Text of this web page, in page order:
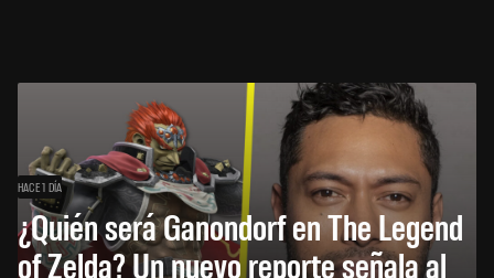
HACE 1 DÍA
¿Quién será Ganondorf en The Legend
of Zelda? Un nuevo reporte señala al